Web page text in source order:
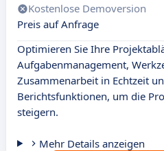
Kostenlose Demoversion
Preis auf Anfrage
Optimieren Sie Ihre
Aufgabenmanagement,
Zusammenarbeit in Echtzeit
Berichtsfunktionen, um die
steigern.
Mehr Details anzeigen